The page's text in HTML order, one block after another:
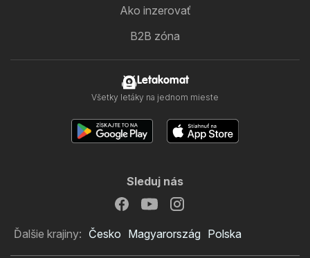
Ako inzerovať
B2B zóna
Letakomat
Všetky letáky na jednom mieste
Sleduj nás
Ďalšie krajiny: Česko Magyarország Polska